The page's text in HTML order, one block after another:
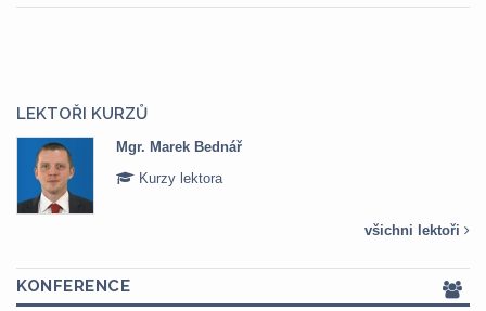
LEKTOŘI KURZŮ
Mgr. Marek Bednář
Kurzy lektora
všichni lektoři
KONFERENCE